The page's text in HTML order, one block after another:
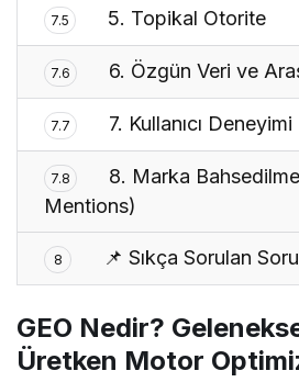
7.5 5. Topikal Otorite
7.6 6. Özgün Veri ve
7.7 7. Kullanıcı Deneyimi
7.8
8. Marka
Mentions)
8 📌 Sıkça Sorulan
GEO Nedir?
Üretken Motor